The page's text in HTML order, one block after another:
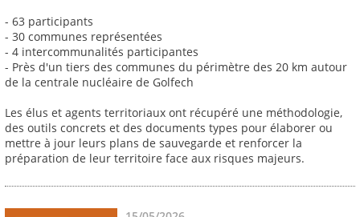
- 63 participants
- 30 communes représentées
- 4 intercommunalités participantes
- Près d'un tiers des communes du périmètre des 20 km autour
de la centrale nucléaire de Golfech
Les élus et agents territoriaux ont récupéré une méthodologie,
des outils concrets et des documents types pour élaborer ou
mettre à jour leurs plans de sauvegarde et renforcer la
préparation de leur territoire face aux risques majeurs.